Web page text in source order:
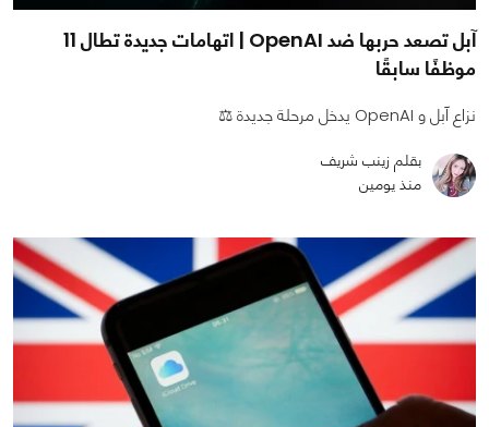
آبل تصعد حربها ضد OpenAI | اتهامات جديدة تطال 11
موظفًا سابقًا
نزاع آبل و OpenAI يدخل مرحلة جديدة ⚖️
بقلم زينب شريف
منذ يومين